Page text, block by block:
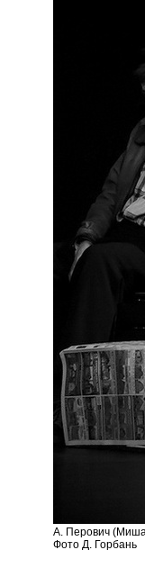
А. Перович
Фото Д. Горбань